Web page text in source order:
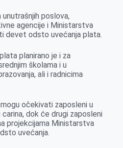
poslova,
agencije i Ministarstva
devet odsto uvećanja plata.
planirano je i za
školama i u
ali i radnicima
očekivati zaposleni u
dok će drugi zaposleni
projekcijama Ministarstva
uvećanja.